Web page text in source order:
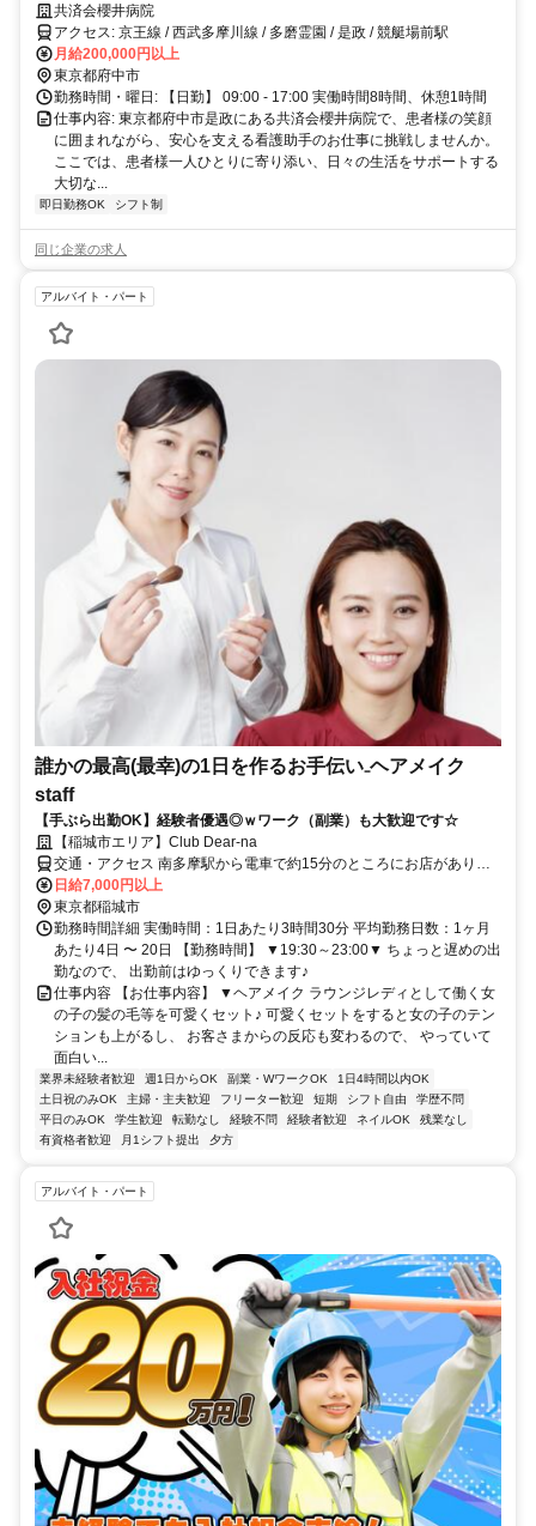
が丁寧にサポートするので安心です。
共済会櫻井病院
アクセス: 京王線 / 西武多摩川線 / 多磨霊園 / 是政 / 競艇場前駅
月給200,000円以上
東京都府中市
勤務時間・曜日: 【日勤】 09:00 - 17:00 実働時間8時間、休憩1時間
仕事内容: 東京都府中市是政にある共済会櫻井病院で、患者様の笑顔
に囲まれながら、安心を支える看護助手のお仕事に挑戦しませんか。
ここでは、患者様一人ひとりに寄り添い、日々の生活をサポートする
大切な...
即日勤務OK シフト制
同じ企業の求人
アルバイト・パート
誰かの最高(最幸)の1日を作るお手伝い₋ヘアメイク
staff
【手ぶら出勤OK】経験者優遇◎ｗワーク（副業）も大歓迎です☆
【稲城市エリア】Club Dear-na
交通・アクセス 南多摩駅から電車で約15分のところにお店がありま
す♪
日給7,000円以上
東京都稲城市
勤務時間詳細 実働時間：1日あたり3時間30分 平均勤務日数：1ヶ月
あたり4日 〜 20日 【勤務時間】 ▼19:30～23:00▼ ちょっと遅めの出
勤なので、 出勤前はゆっくりできます♪
仕事内容 【お仕事内容】 ▼ヘアメイク ラウンジレディとして働く女
の子の髪の毛等を可愛くセット♪ 可愛くセットをすると女の子のテン
ションも上がるし、 お客さまからの反応も変わるので、 やっていて
面白い...
業界未経験者歓迎 週1日からOK 副業・WワークOK
1日4時間以内OK
土日祝のみOK
主婦・主夫歓迎 フリーター歓迎 短期 シフト自由
学歴不問
平日のみOK
学生歓迎 転勤なし 経験不問 経験者歓迎 ネイルOK
残業なし
有資格者歓迎
月1シフト提出 夕方
アルバイト・パート